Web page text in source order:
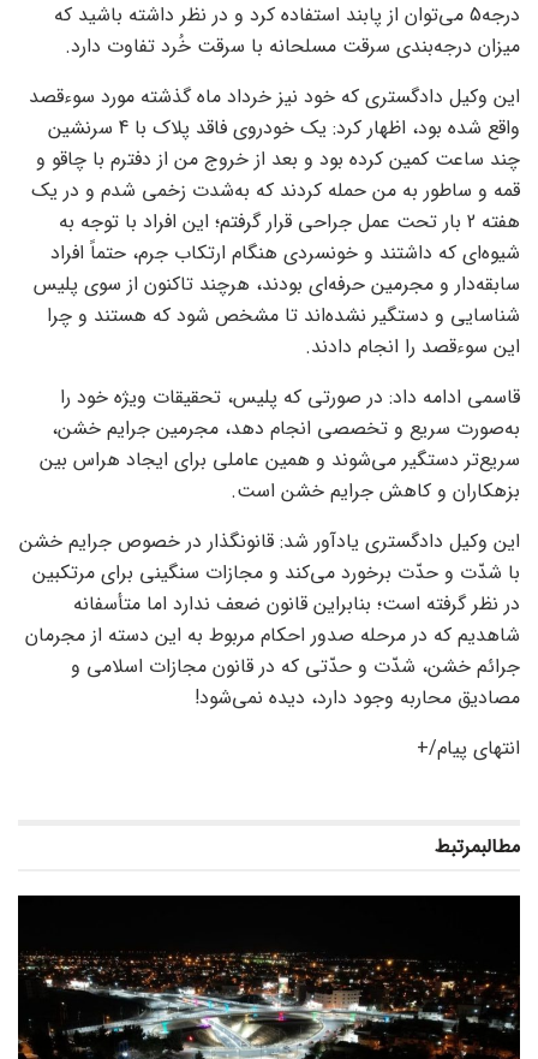
درجه5 می‌توان از پابند استفاده کرد و در نظر داشته باشید که
میزان درجه‌بندی سرقت مسلحانه با سرقت خُرد تفاوت دارد.
این وکیل دادگستری که خود نیز خرداد ماه گذشته مورد سوءقصد
واقع شده بود، اظهار کرد: یک خودروی فاقد پلاک با 4 سرنشین
چند ساعت کمین کرده بود و بعد از خروج من از دفترم با چاقو و
قمه و ساطور به من حمله کردند‌ که به‌شدت زخمی شدم و در یک
هفته 2 بار تحت عمل جراحی قرار گرفتم؛ این افراد با توجه به
شیوه‌ای که داشتند و خونسردی هنگام ارتکاب جرم، حتماً افراد
سابقه‌دار و مجرمین حرفه‌ای بودند، هرچند تاکنون از سوی پلیس
شناسایی و دستگیر نشده‌اند تا مشخص شود که هستند و چرا
این سوءقصد را انجام دادند.
قاسمی ادامه داد: در صورتی که پلیس، تحقیقات ویژه خود را
به‌صورت سریع و تخصصی انجام دهد، مجرمین جرایم خشن،
سریع‌تر دستگیر می‌شوند و همین عاملی برای ایجاد هراس بین
بزهکاران و کاهش جرایم خشن است.
این وکیل دادگستری یادآور شد: قانونگذار در خصوص جرایم خشن
با شدّت و حدّت برخورد می‌کند و مجازات سنگینی برای مرتکبین
در نظر گرفته است؛ بنابراین قانون ضعف ندارد اما متأسفانه
شاهدیم که در مرحله صدور احکام مربوط به این دسته از مجرمان
جرائم خشن، شدّت و حدّتی که در قانون مجازات اسلامی و
مصادیق محاربه وجود دارد، دیده نمی‌شود!
انتهای پیام/+
مطالبمرتبط